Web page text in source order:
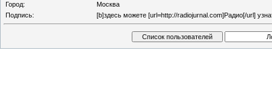
Город:
Москва
Подпись:
[b]здесь можете [url=http://radiojurnal.com]Радио[/url]